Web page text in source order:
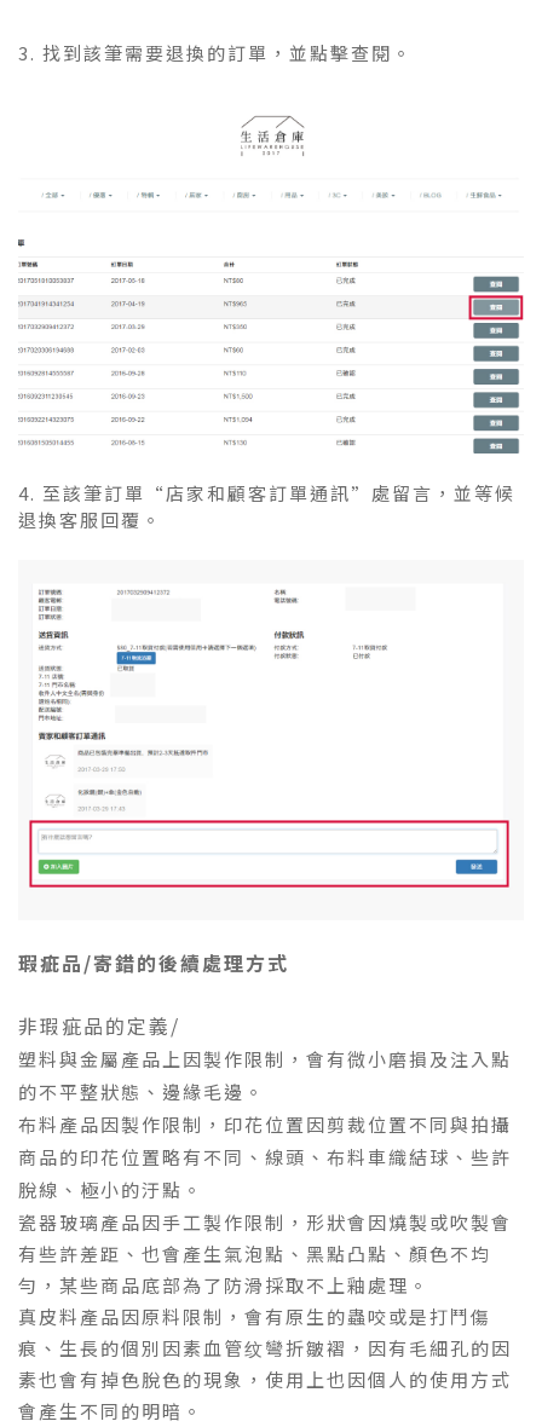
3. 找到該筆需要退換的訂單，並點擊查閱。
4. 至該筆訂單“店家和顧客訂單通訊”處留言，並等候
退換客服回覆。
瑕疵品/寄錯的後續處理方式
非瑕疵品的定義/
塑料與金屬產品上因製作限制，會有微小磨損及注入點
的不平整狀態 、邊緣毛邊 。
布料產品因製作限制 ，印花位置因剪裁位置不同與拍攝
商品的印花位置略有不同 、 線頭、布料車織結球、些許
脫線、極小的汙點 。
瓷器玻璃產品因手工製作限制 ，形狀會因燒製或吹製會
有些許差距 、也會產生氣泡點 、黑點凸點 、顏色不均
勻，某些商品底部為了防滑採取不上釉處理 。
真皮料產品因原料限制，會有原生的蟲咬或是打鬥傷
痕 、生長的個別因素血管纹彎折皺褶，因有毛細孔的因
素也會有掉色脫色的現象，使用上也因個人的使用方式
會產生不同的明暗 。